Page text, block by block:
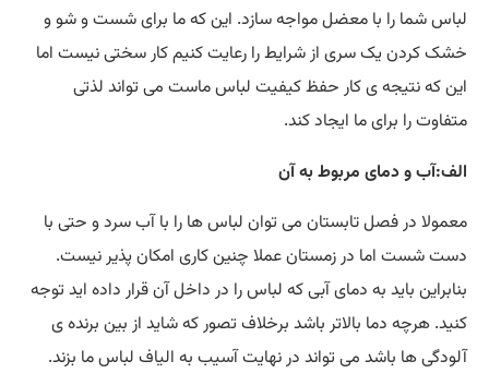
لباس شما را با معضل مواجه سازد. این که ما برای شست و شو و
خشک کردن یک سری از شرایط را رعایت کنیم کار سختی نیست اما
این که نتیجه ی کار حفظ کیفیت لباس ماست می تواند لذتی
متفاوت را برای ما ایجاد کند.
الف:آب و دمای مربوط به آن
معمولا در فصل تابستان می توان لباس ها را با آب سرد و حتی با
دست شست اما در زمستان عملا چنین کاری امکان پذیر نیست.
بنابراین باید به دمای آبی که لباس را در داخل آن قرار داده اید توجه
کنید. هرچه دما بالاتر باشد برخلاف تصور که شاید از بین برنده ی
آلودگی ها باشد می تواند در نهایت آسیب به الیاف لباس ما بزند.